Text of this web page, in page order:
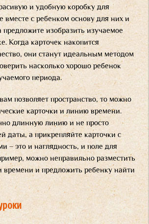
и удобную коробку для
вместе с ребенком основу для них и
предложите изобразить изучаемое
Когда карточек накопится
они станут идеальным методом
насколько хорошо ребенок
периода.
позволяет пространство, то можно
карточки и линию времени.
длинную линию и не просто
даты, а прикрепляйте карточки с
– это и наглядность, и поле для
можно неправильно разместить
времени и предложить ребенку найти